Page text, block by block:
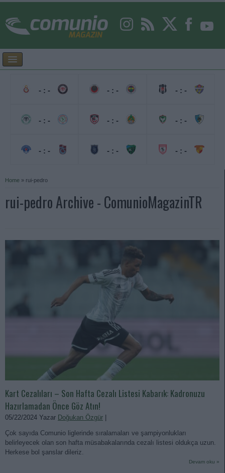
- : -
- : -
- : -
- : -
- : -
- : -
- : -
- : -
- : -
Home » rui-pedro
rui-pedro Archive - ComunioMagazinTR
Kart Cezalıları – Son Hafta Cezalı Listesi Kabarık: Kadronuzu
Hazırlamadan Önce Göz Atın!
05/22/2024 Yazar Doğukan Özgür
Çok sayıda Comunio liglerinde sıralamaları ve şampiyonlukları
belirleyecek olan son hafta müsabakalarında cezalı listesi oldukça uzun.
Herkese bol şanslar dileriz.
Devam oku »